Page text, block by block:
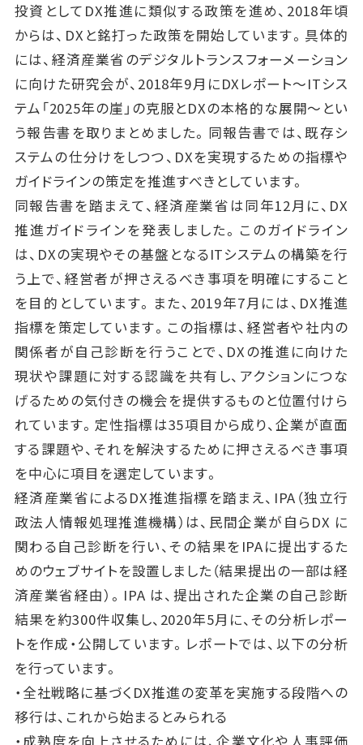
投資としてDX推進に類似する政策を進め、2018年頃
からは、DXと銘打った政策を開始しています。具体的
には、経済産業省のデジタルトランスフォーメーション
に向けた研究会が、2018年9月にDXレポート～ITシス
テム「2025年の崖」の克服とDXの本格的な展開～とい
う報告書を取りまとめました。同報告書では、既存シ
ステムの仕分けをしつつ、DXを実現するための指標や
ガイドラインの策定を推進すべきとしています。
同報告書を踏まえて、経済産業省は同年12月に、DX
推進ガイドラインを発表しました。このガイドライン
は、DXの実現やその基盤となるITシステムの構築を行
う上で、経営者が押さえるべき事項を明確にすること
を目的としています。また、2019年7月には、DX推進
指標を策定しています。この指標は、経営者や社内の
関係者が自己診断を行うことで、DXの推進に向けた
現状や課題に対する認識を共有し、アクションにつな
げるための気付きの機会を提供するものと位置付けら
れています。定性指標は35項目から成り、企業が直面
する課題や、それを解決するために押さえるべき事項
を中心に項目を選定しています。
経済産業省によるDX推進指標を踏まえ、IPA（独立行
政法人情報処理推進機構）は、民間企業が自らDX に
関わる自己診断を行い、その結果をIPAに提出するた
めのウェブサイトを設置しました（結果提出の一部は経
済産業省経由）。IPA は、提出された企業の自己診断
結果を約300件収集し、2020年5月に、その分析レポー
トを作成・公開しています。レポートでは、以下の分析
を行っています。
・全社戦略に基づくDX推進の変革を実施する段階への
移行は、これから始まるとみられる
・成熟度を向上させるためには、企業文化や人事評価